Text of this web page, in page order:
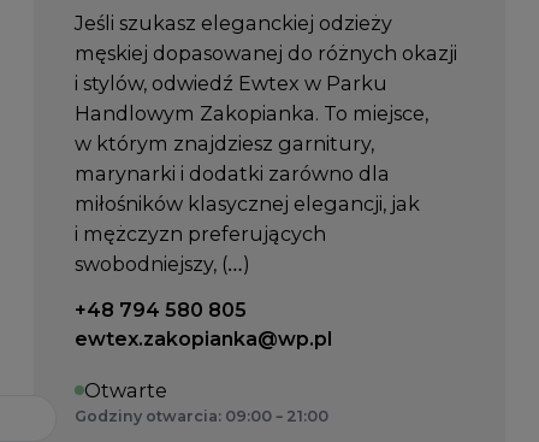
Jeśli szukasz eleganckiej odzieży
męskiej dopasowanej do różnych okazji
i stylów, odwiedź Ewtex w Parku
Handlowym Zakopianka. To miejsce,
w którym znajdziesz garnitury,
marynarki i dodatki zarówno dla
miłośników klasycznej elegancji, jak
i mężczyzn preferujących
swobodniejszy, (…)
Telefon kontaktowy:
+48 794 580 805
Email kontaktowy:
ewtex.zakopianka@wp.pl
Otwarte
Godziny otwarcia: 09:00 – 21:00